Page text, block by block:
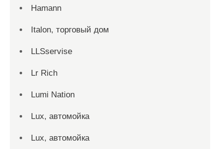
Hamann
Italon, торговый дом
LLSservise
Lr Rich
Lumi Nation
Lux, автомойка
Lux, автомойка